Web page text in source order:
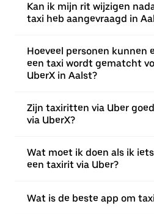
Kan ik mijn rit wijzigen
taxi heb aangevraagd in
Hoeveel personen kunnen
een taxi wordt gematcht
UberX in Aalst?
Zijn taxiritten via Uber
via UberX?
Wat moet ik doen als ik
een taxirit via Uber?
Wat is de beste app om